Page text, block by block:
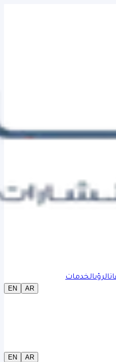
الرؤىالخدمات
EN AR
EN
AR